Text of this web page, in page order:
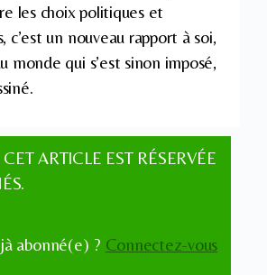
les choix politiques et
c’est un nouveau rapport à soi,
monde qui s’est sinon imposé,
ARTICLE EST RÉSERVÉE
abonné(e) ? Connectez-vous